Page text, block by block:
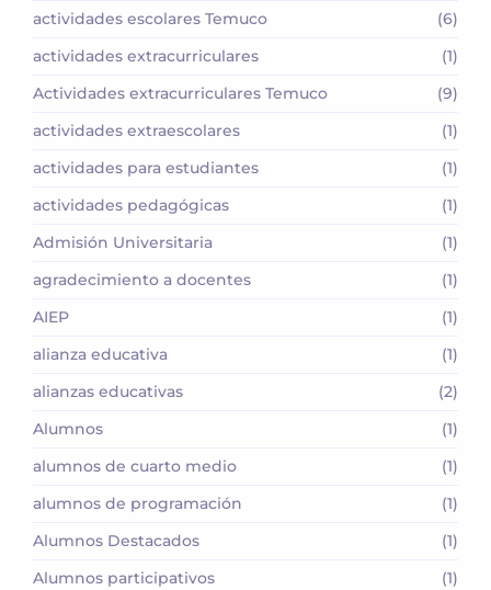
actividades escolares Temuco
(6)
actividades extracurriculares
(1)
Actividades extracurriculares Temuco
(9)
actividades extraescolares
(1)
actividades para estudiantes
(1)
actividades pedagógicas
(1)
Admisión Universitaria
(1)
agradecimiento a docentes
(1)
AIEP
(1)
alianza educativa
(1)
alianzas educativas
(2)
Alumnos
(1)
alumnos de cuarto medio
(1)
alumnos de programación
(1)
Alumnos Destacados
(1)
Alumnos participativos
(1)